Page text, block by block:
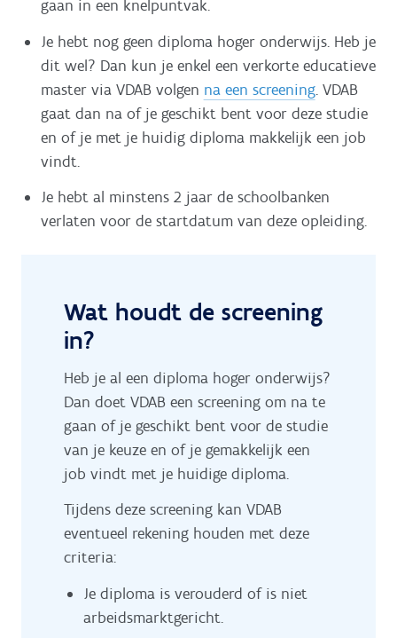
gaan in een knelpuntvak.
Je hebt nog geen diploma hoger onderwijs. Heb je
dit wel? Dan kun je enkel een verkorte educatieve
master via VDAB volgen na een screening. VDAB
gaat dan na of je geschikt bent voor deze studie
en of je met je huidig diploma makkelijk een job
vindt.
Je hebt al minstens 2 jaar de schoolbanken
verlaten voor de startdatum van deze opleiding.
Wat houdt de screening
in?
Heb je al een diploma hoger onderwijs?
Dan doet VDAB een screening om na te
gaan of je geschikt bent voor de studie
van je keuze en of je gemakkelijk een
job vindt met je huidige diploma.
Tijdens deze screening kan VDAB
eventueel rekening houden met deze
criteria:
Je diploma is verouderd of is niet
arbeidsmarktgericht.